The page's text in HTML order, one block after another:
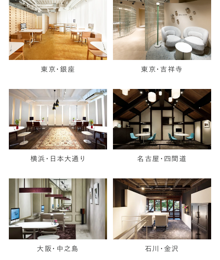
東京・銀座 東京・吉祥寺
横浜・日本大通り 名古屋・四間道
大阪・中之島 石川・金沢